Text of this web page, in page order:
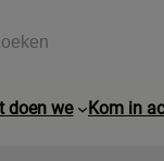
doen we Kom in